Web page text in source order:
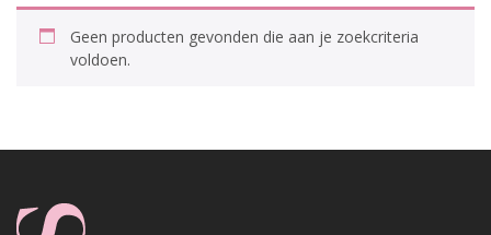
Geen producten gevonden die aan je zoekcriteria
voldoen.